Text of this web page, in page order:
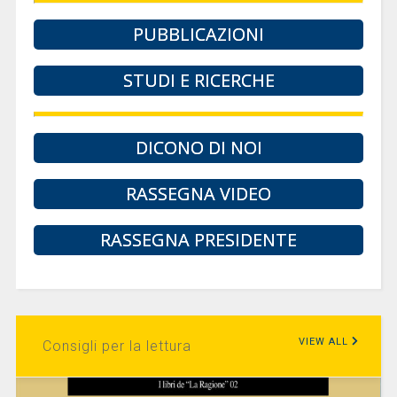
PUBBLICAZIONI
STUDI E RICERCHE
DICONO DI NOI
RASSEGNA VIDEO
RASSEGNA PRESIDENTE
Consigli per la lettura VIEW ALL